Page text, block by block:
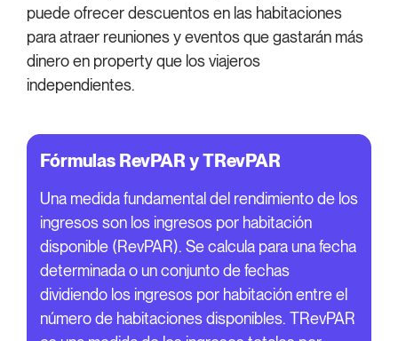
puede ofrecer descuentos en las habitaciones
para atraer reuniones y eventos que gastarán más
dinero en property que los viajeros
independientes.
Fórmulas RevPAR y TRevPAR
Una medida fundamental del rendimiento de los
ingresos son los ingresos por habitación
disponible (RevPAR). Se calcula para una fecha
determinada o un conjunto de fechas
dividiendo los ingresos por habitación entre el
número de habitaciones disponibles. TRevPAR